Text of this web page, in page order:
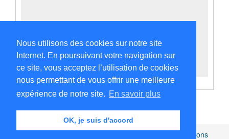
Nous utilisons des cookies sur notre site
Internet. En poursuivant votre navigation sur
ce site, vous acceptez l’utilisation de cookies
nous permettant de vous offrir une meilleure
expérience de notre site. En savoir plus
OK, je suis d'accord
Mentions